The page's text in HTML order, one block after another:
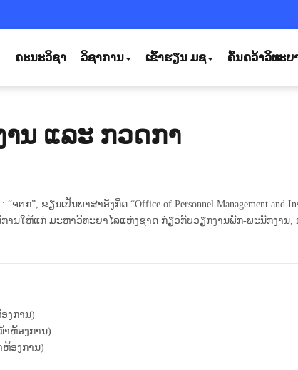
ຄະນະວິຊາ ວິຊາການ ເຂົ້າຮຽນ ມຊ ຄົ້ນຄວ້າວິທະຍ
ນ ແລະ ກວດກາ
ຂຽນເປັນພາສາອັງກິດ “Office of Personnel Management and
ານໃຫ້ແກ່ ມະຫາວິທະຍາໄລແຫ່ງຊາດ ກ່ຽວກັບວຽກງານພັກ-ພະນັກງາ
ງການ)
ອງການ)
ງການ)